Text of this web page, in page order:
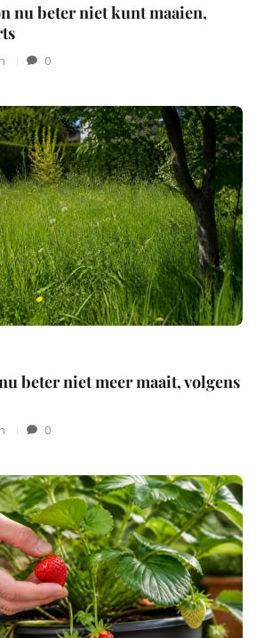
nu beter niet kunt maaien,
0
beter niet meer maait, volgens
0